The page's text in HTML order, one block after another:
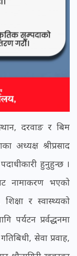
दरवाङ र बिम
अध्यक्ष श्रीप्रसाद
हुनुहुन्छ ।
नामाकरण भएको
शिक्षा र स्वास्थ्यको
प्रर्वद्धनमा
सेवा प्रवाह,